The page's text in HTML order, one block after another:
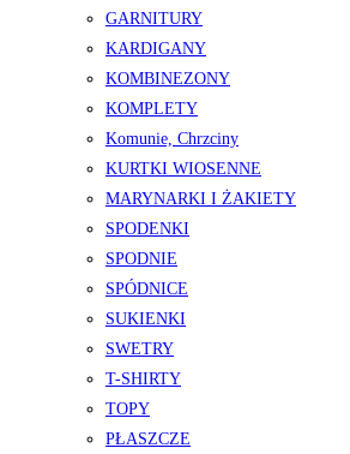
GARNITURY
KARDIGANY
KOMBINEZONY
KOMPLETY
Komunie, Chrzciny
KURTKI WIOSENNE
MARYNARKI I ŻAKIETY
SPODENKI
SPODNIE
SPÓDNICE
SUKIENKI
SWETRY
T-SHIRTY
TOPY
PŁASZCZE